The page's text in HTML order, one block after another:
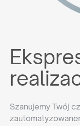
Szanujemy Twój